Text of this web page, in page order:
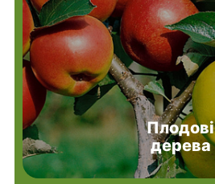
Плодові
дерева